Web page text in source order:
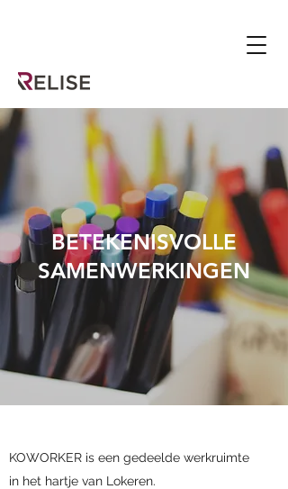
BETEKENISVOLLE
SAMENWERKINGEN
KOWORKER is een gedeelde werkruimte
in het hartje van Lokeren.